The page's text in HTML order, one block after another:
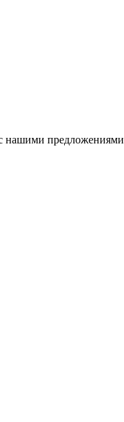
нашими предложениями